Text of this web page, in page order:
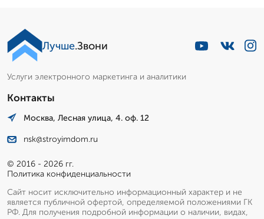
Лучше.Звони
Услуги электронного маркетинга и аналитики
Контакты
Москва, Лесная улица, 4. оф. 12
nsk@stroyimdom.ru
© 2016 - 2026 гг.
Политика конфиденциальности
Сайт носит исключительно информационный характер и не
является публичной офертой, определяемой положениями ГК
РФ. Для получения подробной информации о наличии, видах,